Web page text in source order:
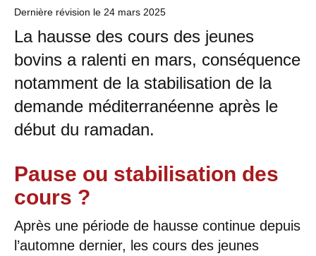
Dernière révision le 24 mars 2025
La hausse des cours des jeunes
bovins a ralenti en mars, conséquence
notamment de la stabilisation de la
demande méditerranéenne après le
début du ramadan.
Pause ou stabilisation des
cours ?
Après une période de hausse continue depuis
l’automne dernier, les cours des jeunes